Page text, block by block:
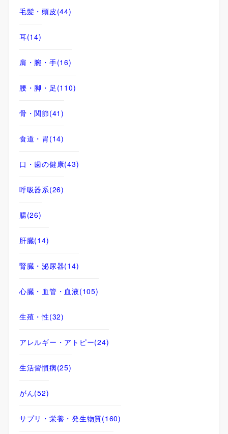
毛髪・頭皮(44)
耳(14)
肩・腕・手(16)
腰・脚・足 (110)
骨・関節(41)
食道・胃 (14)
口・歯の健康(43)
呼吸器系(26)
腸(26)
肝臓(14)
腎臓・泌尿器(14)
心臓・血管・血液(105)
生殖・性(32)
アレルギー・アトピー(24)
生活習慣病(25)
がん(52)
サプリ・栄養・発生物質(160)